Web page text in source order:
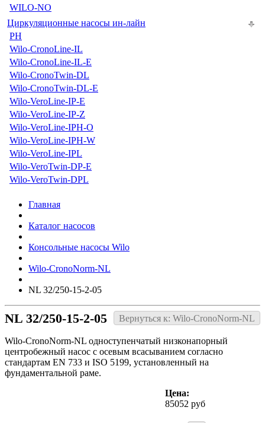
WILO-NO
Циркуляционные насосы ин-лайн
PH
Wilo-CronoLine-IL
Wilo-CronoLine-IL-E
Wilo-CronoTwin-DL
Wilo-CronoTwin-DL-E
Wilo-VeroLine-IP-E
Wilo-VeroLine-IP-Z
Wilo-VeroLine-IPH-O
Wilo-VeroLine-IPH-W
Wilo-VeroLine-IPL
Wilo-VeroTwin-DP-E
Wilo-VeroTwin-DPL
Главная
Каталог насосов
Консольные насосы Wilo
Wilo-CronoNorm-NL
NL 32/250-15-2-05
Вернуться к: Wilo-CronoNorm-NL
NL 32/250-15-2-05
Wilo-CronoNorm-NL одноступенчатый низконапорный
центробежный насос с осевым всасыванием согласно
стандартам EN 733 и ISO 5199, установленный на
фундаментальной раме.
Цена:
85052 руб